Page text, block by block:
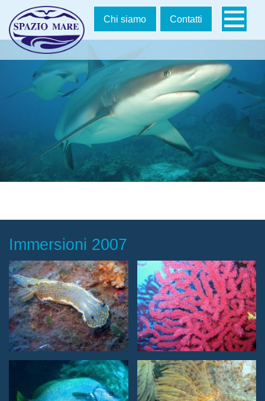
Salta
Chi siamo Contatti
Immersioni 2007